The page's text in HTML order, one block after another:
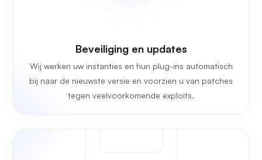
Beveiliging en updates
Wij werken uw instanties en hun plug-ins automatisch
bij naar de nieuwste versie en voorzien u van patches
tegen veelvoorkomende exploits.